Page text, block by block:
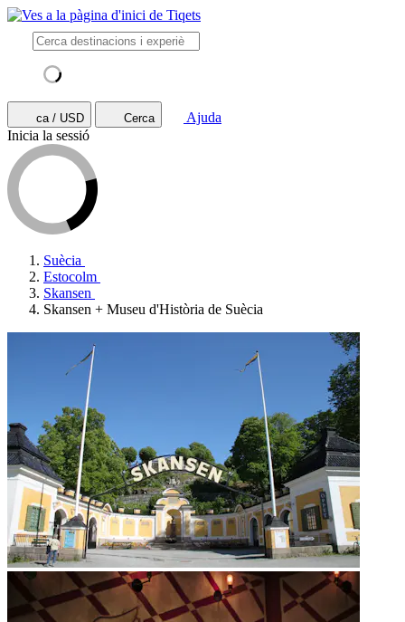
ca / USD Cerca
Ajuda
Inicia la sessió
Suècia
Estocolm
Skansen
Skansen + Museu d'Història de Suècia